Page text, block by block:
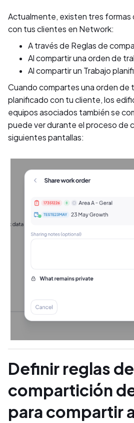
Actualmente, existen tres formas
con tus clientes en Network:
A través de Reglas de
Al compartir una orden de
Al compartir un Trabajo
Cuando compartes una orden de
planificado con tu cliente, los
equipos asociados también se
puede ver durante el proceso de
siguientes pantallas:
Definir reglas de
compartición
para compartir